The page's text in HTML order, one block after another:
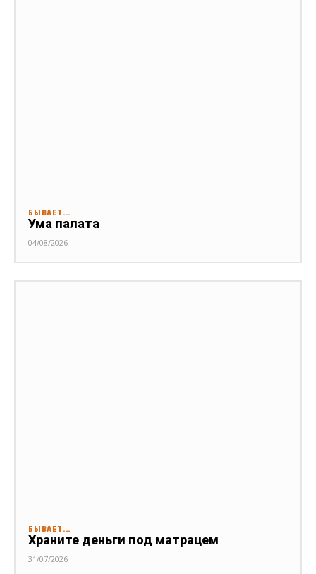
БЫВАЕТ...
Ума палата
04/08/2026
БЫВАЕТ...
Храните деньги под матрацем
31/07/2026